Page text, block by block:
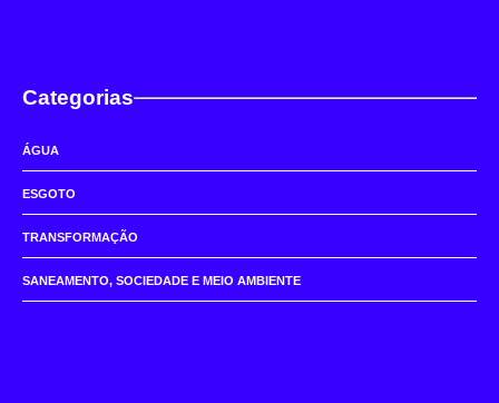
Categorias
ÁGUA
ESGOTO
TRANSFORMAÇÃO
SANEAMENTO, SOCIEDADE E MEIO AMBIENTE